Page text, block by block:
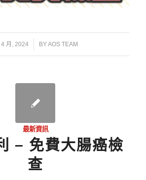
4 月, 2024
/ BYAOS TEAM
最新資訊
– 免費大腸癌檢
查